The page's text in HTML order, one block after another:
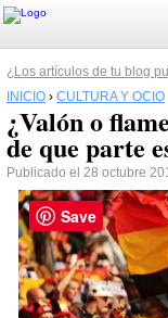
¿Los artículos de tu blog
INICIO › CULTURA Y OCIO
¿Valón o
de que parte
Publicado el 28 octubre
Save